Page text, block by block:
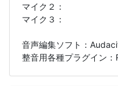
マイク２：
マイク３：
音声編集ソフト：
整音用各種プラグイン